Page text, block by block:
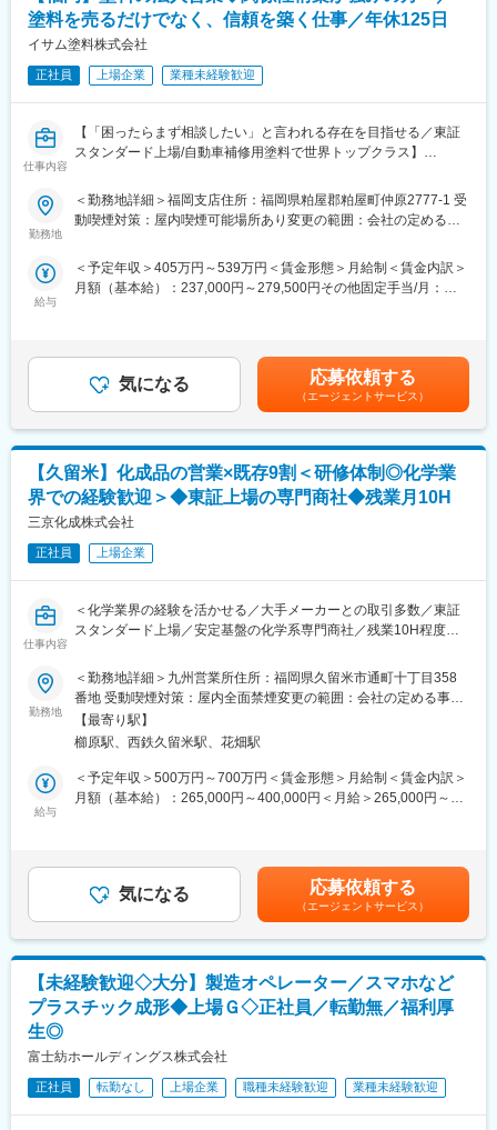
計装機器の設置工事の設計（配線図、配管図の作成手配）を行
い、工事手配をするとともに設置工程計画を立案します。
・工事管理業務：
設置工事が計画通りに進捗するよう、現場の進行状況を管理しま
す。
工事の品質、安全性、スケジュールを確実に確保します。
・保全業務：
計装機器の故障時に迅速な原因究明・修繕手配を行います。
施します。
製品の品質を維持向上させるため、計装機器の校正方法、計画を
<やりがい>
・プラントの安定稼働を支える責任感
計装機器は、プラントの運転状況を正確に把握し、制御するため
に欠かせないものです。温度や流量、液面などのデータを通じ
す。自分の仕事がプラント全体の安定稼働に直結するという責任
感と達成感を味わえます。
・チームでの仕事の充実感
設計、工事管理、保全といった業務は、他の技術者や現場スタッ
フとの連携が不可欠です。チームで協力しながら目標を達成する
ことで、仕事の充実感を得ることができます。また、現場でのコ
ミュニケーションを通じて、多くの人と関わりながら成長できる
環境があります。
塗料を売るだけでなく、信頼を築く仕事／年休125日
イサム塗料株式会社
正社員 上場企業 業種未経験歓迎
仕事内容
【「困ったらまず相談したい」と言われる存在を目指せる／東証
スタンダード上場/自動車補修用塗料で世界トップクラス】
■業務概要
販売代理店と連携しながら、自動車補修用塗料を利用する板金塗
ら頼られる存在として信頼関係を築く役割です。
・電話対応や事務手続き
・担当顧客の引継ぎ
・顧客との関係構築
<ゆくゆくお任せする業務>
・代理店との営業活動
・板金塗装工場への訪問
・塗料の使い方や活用方法の提案
・現場の課題把握と改善提案
ただ製品を紹介するのではなく、作業効率や品質向上につながる
活用方法まで提案し、現場を支える立場で関わります。
■顧客との関わり方
販売代理店と連携しながら、板金塗装工場やカーディーラーなど
の現場を訪問します。
顧客の要望を聞くだけでなく、塗料の使い方や運用面の相談にも
対応します。
■組織構成
担当エリアは九州・沖縄・山口の一部です。
滋賀での研修を通じて製品知識や塗装に関する理解を深めます。
独り立ちまでは1～2年を想定しており、段階的に知識と経験を身
につけられる育成体制です。
お客様の多くは板金塗装工場などの現場です。
あなたに聞きたい」と頼られる関係を築けます。
営業でありながら技術的な知識も身につけ、課題解決を通じて顧
勤務地
＜勤務地詳細＞福岡支店住所：福岡県粕屋郡粕屋町仲原2777-1 受
動喫煙対策：屋内喫煙可能場所あり変更の範囲：会社の定める事
給与
＜予定年収＞405万円～539万円＜賃金形態＞月給制＜賃金内訳＞
月額（基本給）：237,000円～279,500円その他固定手当/月：
金額であり、選考を通じて上下する可能性があります。月給(月額)
は固定手当を含めた表記です。
気になる 応募依頼する
（エージェントサービス）
【久留米】化成品の営業×既存9割＜研修体制◎化学業
界での経験歓迎＞◆東証上場の専門商社◆残業月10H
三京化成株式会社
正社員 上場企業
仕事内容
＜化学業界の経験を活かせる／大手メーカーとの取引多数／東証
スタンダード上場／安定基盤の化学系専門商社／残業10H程度／
化学系専門商社の営業担当として、販売計画の立案、それに基づ
いた仕入商品の在庫状況の確保、技術的な商談同行等、協力し合
って売上を拡大する重要なポジションです。
扱う商材は大手化学メーカーの原材料から半導体関連材料まで幅
広く、主な営業先は、主にメーカーの購買部・開発部・技術部で
す。
・化学品や樹脂製品の提案
・国内外サプライヤーとの納期調整、仕入先との折衝
・担当顧客数：徐々に1人あたり30～50社
・出張エリア：九州全域（月3~4回程度）
・鹿児島など遠方エリアへは1泊程度の宿泊を伴う出張が発生しま
◆化学工業関連：塗料・インキ・接着剤向け各種樹脂や成形材料
勤務地
＜勤務地詳細＞九州営業所住所：福岡県久留米市通町十丁目358
番地 受動喫煙対策：屋内全面禁煙変更の範囲：会社の定める事業
所【最寄り駅】
櫛原駅、西鉄久留米駅、花畑駅
給与
＜予定年収＞500万円～700万円＜賃金形態＞月給制＜賃金内訳＞
月額（基本給）：265,000円～400,000円＜月給＞265,000円～
す。月給(月額)は固定手当を含めた表記です。
気になる 応募依頼する
（エージェントサービス）
【未経験歓迎◇大分】製造オペレーター／スマホなど
プラスチック成形◆上場Ｇ◇正社員／転勤無／福利厚
生◎
富士紡ホールディングス株式会社
正社員 転勤なし 上場企業 職種未経験歓迎 業種未経験歓迎